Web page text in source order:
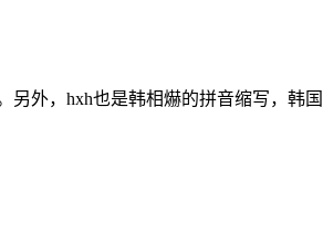
外，hxh也是韩相爀的拼音缩写，韩